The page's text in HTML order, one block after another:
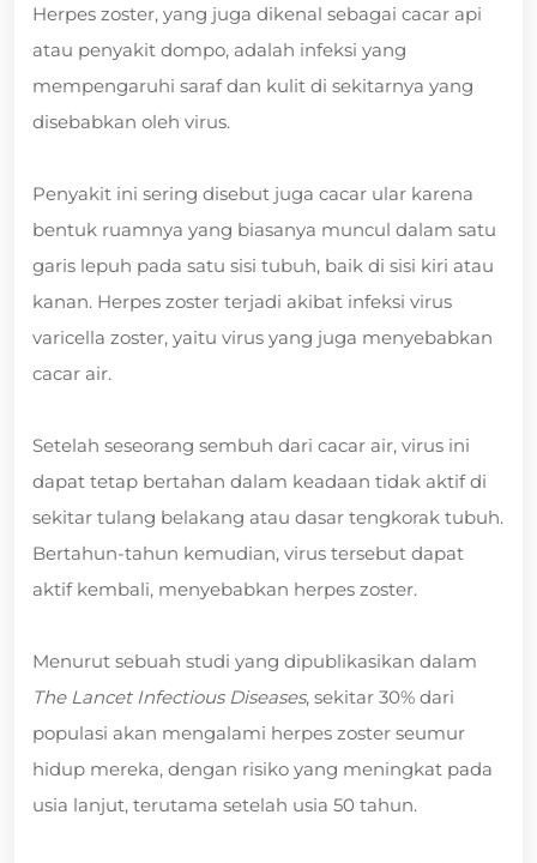
Herpes zoster, yang juga dikenal sebagai cacar api
atau penyakit dompo, adalah infeksi yang
mempengaruhi saraf dan kulit di sekitarnya yang
disebabkan oleh virus.
Penyakit ini sering disebut juga cacar ular karena
bentuk ruamnya yang biasanya muncul dalam satu
garis lepuh pada satu sisi tubuh, baik di sisi kiri atau
kanan. Herpes zoster terjadi akibat infeksi virus
varicella zoster, yaitu virus yang juga menyebabkan
cacar air.
Setelah seseorang sembuh dari cacar air, virus ini
dapat tetap bertahan dalam keadaan tidak aktif di
sekitar tulang belakang atau dasar tengkorak tubuh.
Bertahun-tahun kemudian, virus tersebut dapat
aktif kembali, menyebabkan herpes zoster.
Menurut sebuah studi yang dipublikasikan dalam
The Lancet Infectious Diseases, sekitar 30% dari
populasi akan mengalami herpes zoster seumur
hidup mereka, dengan risiko yang meningkat pada
usia lanjut, terutama setelah usia 50 tahun.